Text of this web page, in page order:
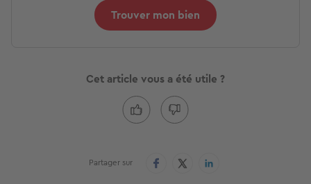
Trouver mon bien
Cet article vous a été utile ?
Partager sur